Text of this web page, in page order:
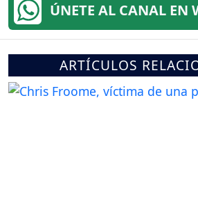
ÚNETE AL CANAL EN
ARTÍCULOS